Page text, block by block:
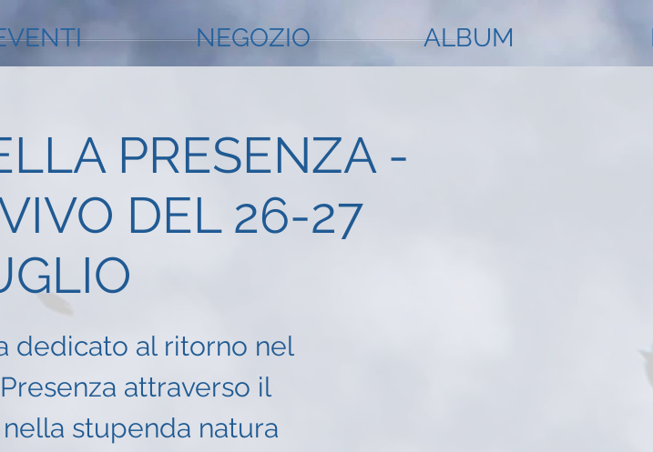
NEGOZIO ALBUM
PRESENZA -
DEL 26-27
dedicato al ritorno nel
attraverso il
stupenda natura